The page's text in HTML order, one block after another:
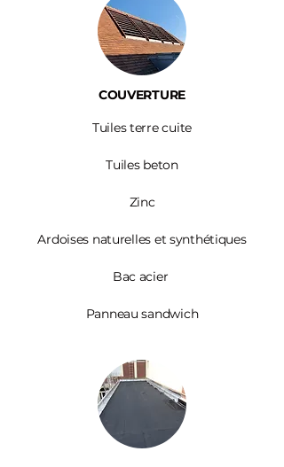
COUVERTURE
Tuiles terre cuite
Tuiles beton
Zinc​
Ardoises naturelles et synthétiques
Bac acier
Panneau sandwich